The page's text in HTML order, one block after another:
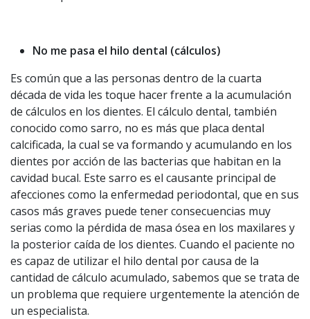
No me pasa el hilo dental (cálculos)
Es común que a las personas dentro de la cuarta
década de vida les toque hacer frente a la acumulación
de cálculos en los dientes. El cálculo dental, también
conocido como sarro, no es más que placa dental
calcificada, la cual se va formando y acumulando en los
dientes por acción de las bacterias que habitan en la
cavidad bucal. Este sarro es el causante principal de
afecciones como la enfermedad periodontal, que en sus
casos más graves puede tener consecuencias muy
serias como la pérdida de masa ósea en los maxilares y
la posterior caída de los dientes. Cuando el paciente no
es capaz de utilizar el hilo dental por causa de la
cantidad de cálculo acumulado, sabemos que se trata de
un problema que requiere urgentemente la atención de
un especialista.